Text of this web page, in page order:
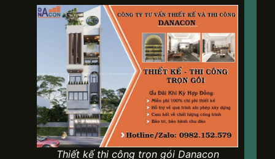
Thiết kế thi công trọn gói Danacon